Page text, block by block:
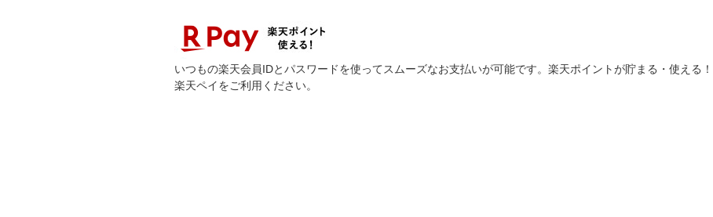
いつもの楽天会員IDとパスワードを使ってスムーズなお支払いが可能です。楽天ポイントが貯まる・使える
楽天ペイをご利用ください。